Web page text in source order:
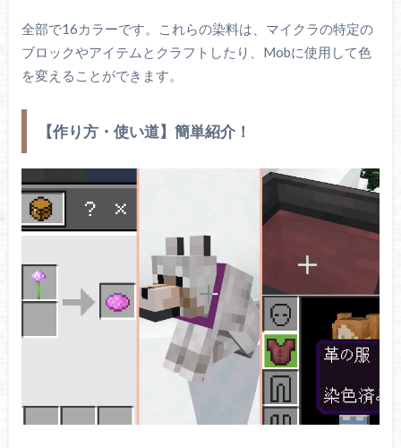
全部で16カラーです。これらの染料は、マイクラの特定の
ブロックやアイテムとクラフトしたり、Mobに使用して色
を変えることができます。
【作り方・使い道】簡単紹介！